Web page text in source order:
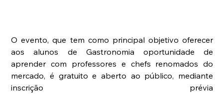
O evento, que tem como principal objetivo oferecer
aos alunos de Gastronomia oportunidade de
aprender com professores e chefs renomados do
mercado, é gratuito e aberto ao público, mediante
inscrição prévia